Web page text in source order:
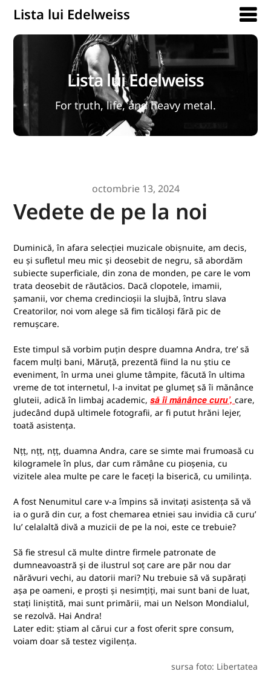
Lista lui Edelweiss
Lista lui Edelweiss
For truth, life, and heavy metal.
octombrie 13, 2024
Vedete de pe la noi
Duminică, în afara selecției muzicale obișnuite, am decis,
eu și sufletul meu mic și deosebit de negru, să abordăm
subiecte superficiale, din zona de monden, pe care le vom
trata deosebit de răutăcios. Dacă clopotele, imamii,
șamanii, vor chema credincioșii la slujbă, întru slava
Creatorilor, noi vom alege să fim ticăloși fără pic de
remușcare.
Este timpul să vorbim puțin despre duamna Andra, tre’ să
facem mulți bani, Măruță, prezentă fiind la nu știu ce
eveniment, în urma unei glume tâmpite, făcută în ultima
vreme de tot internetul, l-a invitat pe glumeț să îi mănânce
gluteii, adică în limbaj academic,să îi mănânce curu’,care,
judecând după ultimele fotografii, ar fi putut hrăni lejer,
toată asistența.
Nțț, nțț, nțț, duamna Andra, care se simte mai frumoasă cu
kilogramele în plus, dar cum rămâne cu pioșenia, cu
vizitele alea multe pe care le faceți la biserică, cu umilința.
A fost Nenumitul care v-a împins să invitați asistența să vă
ia o gură din cur, a fost chemarea etniei sau invidia că curu’
lu’ celalaltă divă a muzicii de pe la noi, este ce trebuie?
Să fie stresul că multe dintre firmele patronate de
dumneavoastră și de ilustrul soț care are păr nou dar
nărăvuri vechi, au datorii mari? Nu trebuie să vă supărați
așa pe oameni, e proști și nesimțiți, mai sunt bani de luat,
stați liniștită, mai sunt primării, mai un Nelson Mondialul,
se rezolvă. Hai Andra!
Later edit: știam al cărui cur a fost oferit spre consum,
voiam doar să testez vigilența.
sursa foto: Libertatea